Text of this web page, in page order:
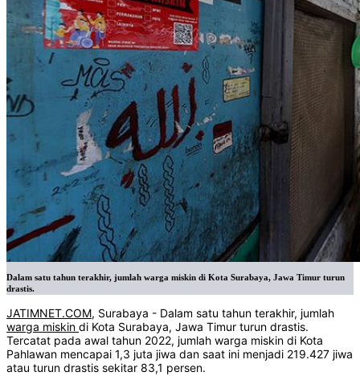
Dalam satu tahun terakhir, jumlah warga miskin di Kota Surabaya, Jawa Timur turun
drastis.
JATIMNET.COM, Surabaya - Dalam satu tahun terakhir, jumlah
warga miskin di Kota Surabaya, Jawa Timur turun drastis.
Tercatat pada awal tahun 2022, jumlah warga miskin di Kota
Pahlawan mencapai 1,3 juta jiwa dan saat ini menjadi 219.427 jiwa
atau turun drastis sekitar 83,1 persen.